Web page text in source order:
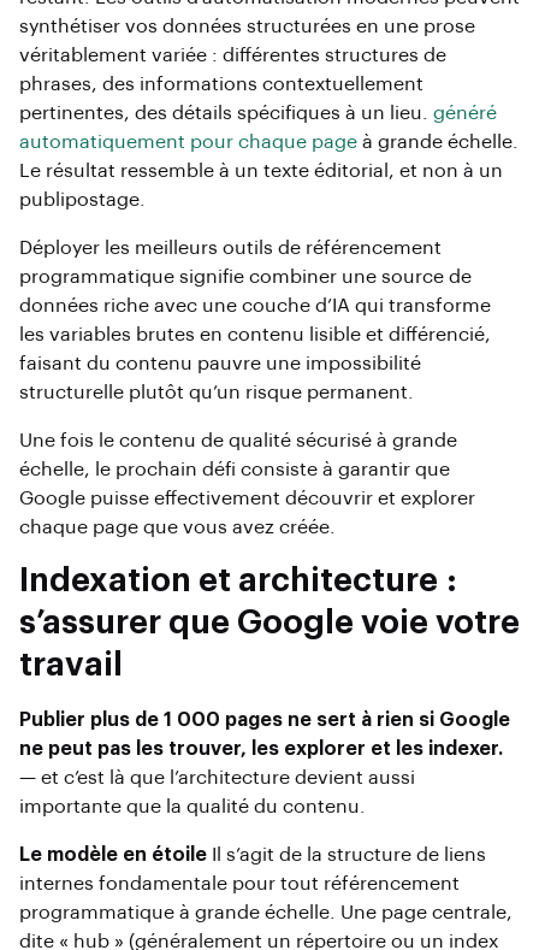
synthétiser vos données structurées en une prose
véritablement variée : différentes structures de
phrases, des informations contextuellement
pertinentes, des détails spécifiques à un lieu. généré
automatiquement pour chaque page à grande échelle.
Le résultat ressemble à un texte éditorial, et non à un
publipostage.
Déployer les meilleurs outils de référencement
programmatique signifie combiner une source de
données riche avec une couche d’IA qui transforme
les variables brutes en contenu lisible et différencié,
faisant du contenu pauvre une impossibilité
structurelle plutôt qu’un risque permanent.
Une fois le contenu de qualité sécurisé à grande
échelle, le prochain défi consiste à garantir que
Google puisse effectivement découvrir et explorer
chaque page que vous avez créée.
Indexation et architecture :
s’assurer que Google voie votre
travail
Publier plus de 1 000 pages ne sert à rien si Google
ne peut pas les trouver, les explorer et les indexer.
— et c’est là que l’architecture devient aussi
importante que la qualité du contenu.
Le modèle en étoile Il s’agit de la structure de liens
internes fondamentale pour tout référencement
programmatique à grande échelle. Une page centrale,
dite « hub » (généralement un répertoire ou un index